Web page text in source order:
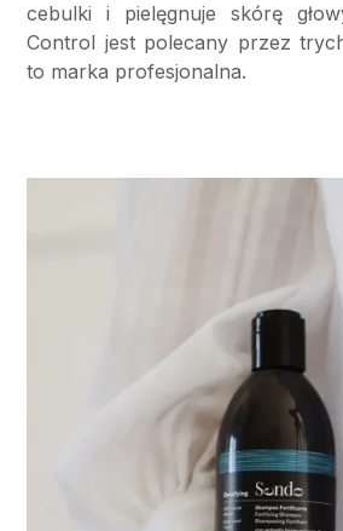
cebulki i pielęgnuje skórę
Control jest polecany przez
to marka profesjonalna.